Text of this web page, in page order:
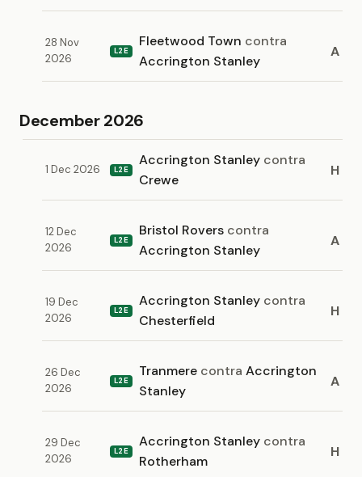
28 Nov
2026
L2E
Fleetwood Town contra
Accrington Stanley
A
December 2026
1 Dec 2026 L2E
Accrington Stanley contra
Crewe
H
12 Dec
2026
L2E
Bristol Rovers contra
Accrington Stanley
A
19 Dec
2026
L2E
Accrington Stanley contra
Chesterfield
H
26 Dec
2026
L2E
Tranmere contra Accrington
Stanley
A
29 Dec
2026
L2E
Accrington Stanley contra
Rotherham
H